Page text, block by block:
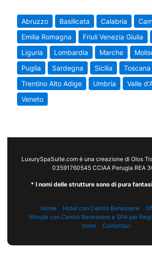
Abruzzo Basilicata Calabria
Emilia Romagna
Friuli Venezia Giulia
Liguria
Lombardia Marche
Puglia
Sardegna Sicilia
Toscana
Trentino Alto Adige
Umbria
Valle
Veneto
LuxurySpaSuite.com è una creazione di Olos
03591760545 CCIAA Perugia REA
* I nomi delle strutture sono di pura
Home Hotel con Centro Benessere
Minute con Centro Benessere e SPA per
hotel
Contattaci